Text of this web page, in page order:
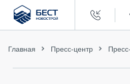
Бест
Новострой
ПОКУПАТЕЛЯМ
Главная Пресс-центр